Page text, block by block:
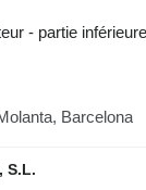
- partie
Barcelona
S.L.